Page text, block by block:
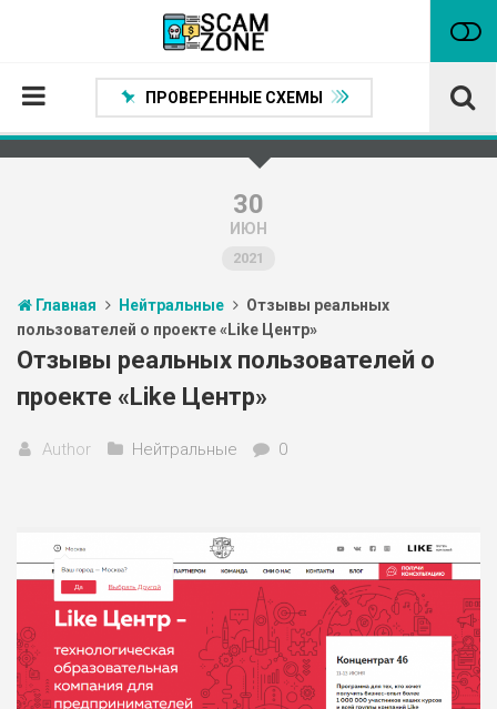
Проверенные способы заработка
Статьи
Партнеры
ПРОВЕРЕННЫЕ СХЕМЫ
30
ИЮН
2021
Главная Нейтральные
Отзывы реальных
пользователей о проекте «Like Центр»
Отзывы реальных пользователей о
проекте «Like Центр»
Author Нейтральные 0